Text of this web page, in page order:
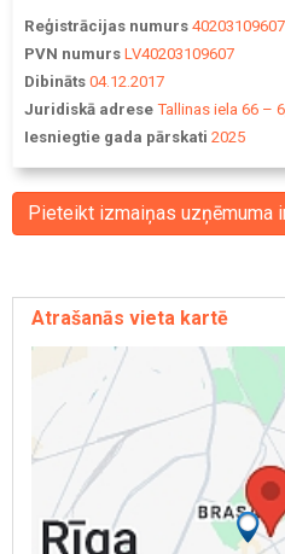
Reģistrācijas numurs 40203109607
PVN numurs LV40203109607
Dibināts 04.12.2017
Juridiskā adrese Tallinas iela 66 –
Iesniegtie gada pārskati 2025
Pieteikt izmaiņas uzņēmuma
Atrašanās vieta kartē